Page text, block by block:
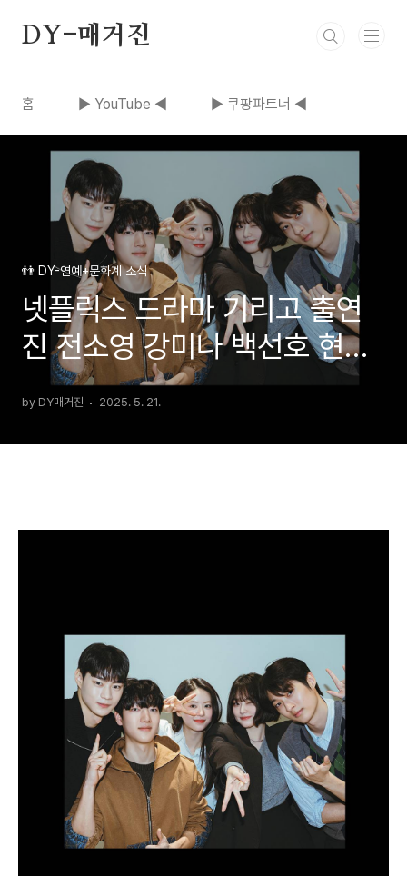
DY-매거진
홈 ▶ YouTube ◀ ▶ 쿠팡파트너 ◀
👬 DY-연예+문화계 소식
넷플릭스 드라마 기리고 출연
진 전소영 강미나 백선호 현우
석 줄거리
by DY매거진 2025. 5. 21.